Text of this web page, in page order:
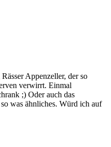
Appenzeller, der so
verwirrt. Einmal
;) Oder auch das
was ähnliches. Würd ich auf